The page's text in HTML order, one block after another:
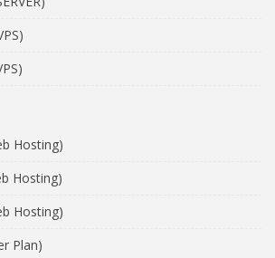
Hosting)
Hosting)
Hosting)
Plan)